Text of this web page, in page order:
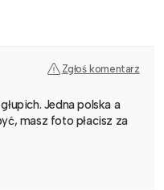
Zgłoś komentarz
Jedna polska a
masz foto płacisz za